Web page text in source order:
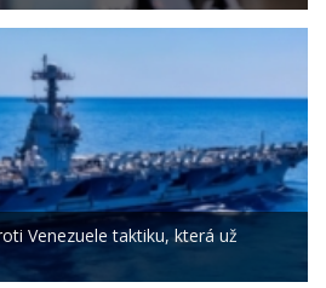
Venezuele taktiku, která už